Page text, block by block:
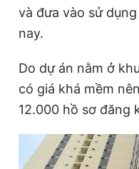
Hotline
Đặt báo Quảng cáo
Tổng biên tập: Nguyễn
Phó tổng biên tập: Lâm
Phó tổng biên tập: Trần
Tổng thư ký tòa soạn: Đức
và đưa vào sử
nay.
Do dự án nằm ở
có giá khá mềm
12.000 hồ sơ đăng